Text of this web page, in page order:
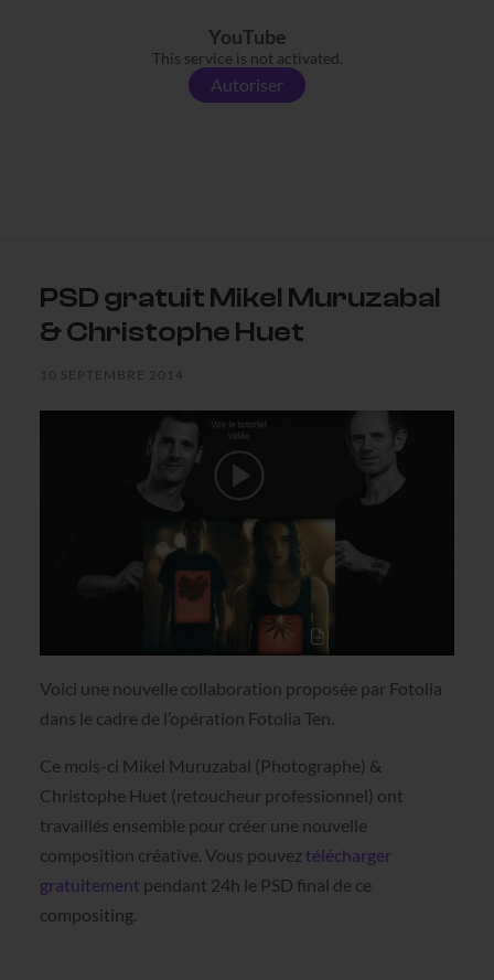
YouTube
This service is not activated.
Autoriser
PSD gratuit Mikel Muruzabal
& Christophe Huet
10 SEPTEMBRE 2014
Voici une nouvelle collaboration proposée par Fotolia
dans le cadre de l’opération Fotolia Ten.
Ce mois-ci Mikel Muruzabal (Photographe) &
Christophe Huet (retoucheur professionnel) ont
travaillés ensemble pour créer une nouvelle
composition créative. Vous pouvez télécharger
gratuitement pendant 24h le PSD final de ce
compositing.